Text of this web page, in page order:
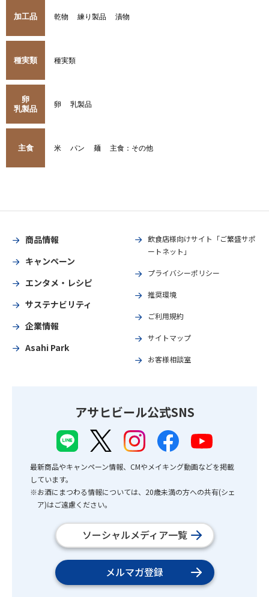
加工品 乾物 練り製品 漬物
種実類 種実類
卵
乳製品
卵 乳製品
主食 米 パン 麺 主食：その他
商品情報
キャンペーン
エンタメ・レシピ
サステナビリティ
企業情報
Asahi Park
飲食店様向けサイト「ご繁盛サポ
ートネット」
プライバシーポリシー
推奨環境
ご利用規約
サイトマップ
お客様相談室
アサヒビール公式SNS
最新商品やキャンペーン情報、CMやメイキング動画などを掲載
しています。
※お酒にまつわる情報については、20歳未満の方への共有(シェ
ア)はご遠慮ください。
ソーシャルメディア一覧
メルマガ登録